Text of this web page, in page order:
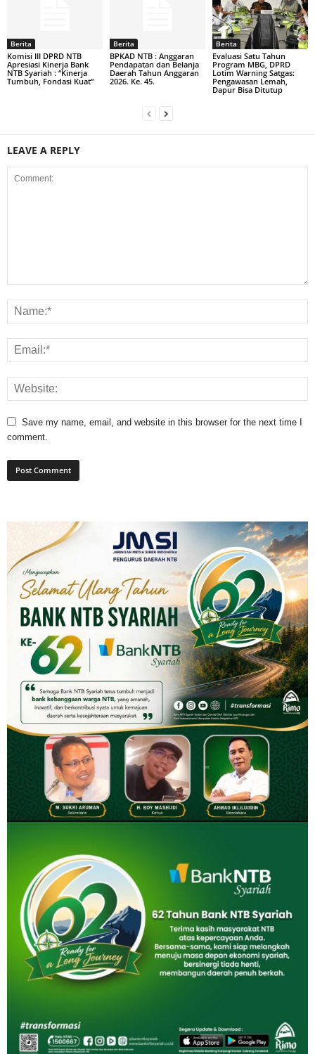
Berita
Komisi III DPRD NTB
Apresiasi Kinerja Bank
NTB Syariah : “Kinerja
Tumbuh, Fondasi Kuat”
Berita
BPKAD NTB : Anggaran
Pendapatan dan Belanja
Daerah Tahun Anggaran
2026. Ke. 45.
Berita
Evaluasi Satu Tahun
Program MBG, DPRD
Lotim Warning Satgas:
Pengawasan Lemah,
Dapur Bisa Ditutup
LEAVE A REPLY
Save my name, email, and website in this browser for the next time I
comment.